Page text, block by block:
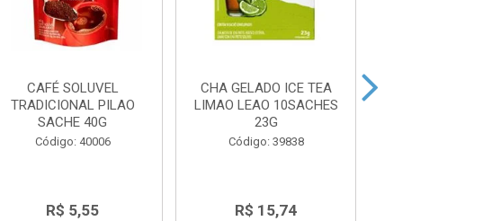
CAFÉ SOLUVEL
TRADICIONAL PILAO
SACHE 40G
Código: 40006
R$ 5,55
CHA GELADO ICE TEA
LIMAO LEAO 10SACHES
23G
Código: 39838
R$ 15,74